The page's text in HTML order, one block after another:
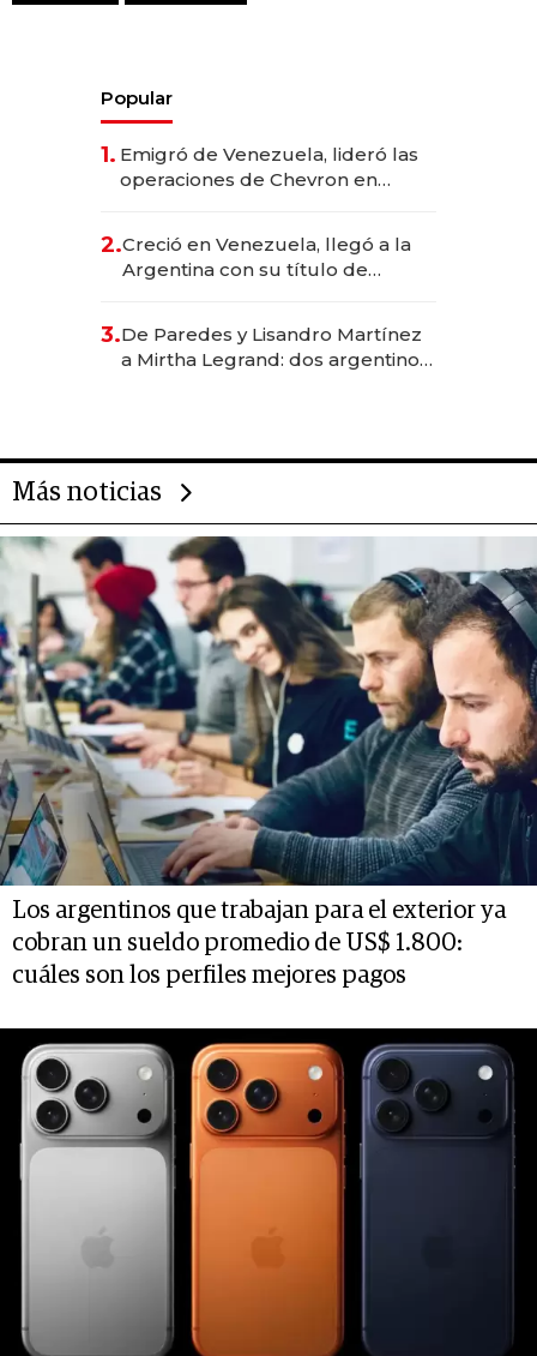
Popular
1. Emigró de Venezuela, lideró las
operaciones de Chevron en
2.Creció en Venezuela, llegó a la
Argentina con su título de
las marcas "fast premium"
3.De Paredes y Lisandro Martínez
a Mirtha Legrand: dos argentinos
Más noticias
Los argentinos que trabajan para el exterior ya
cobran un sueldo promedio de US$ 1.800:
cuáles son los perfiles mejores pagos